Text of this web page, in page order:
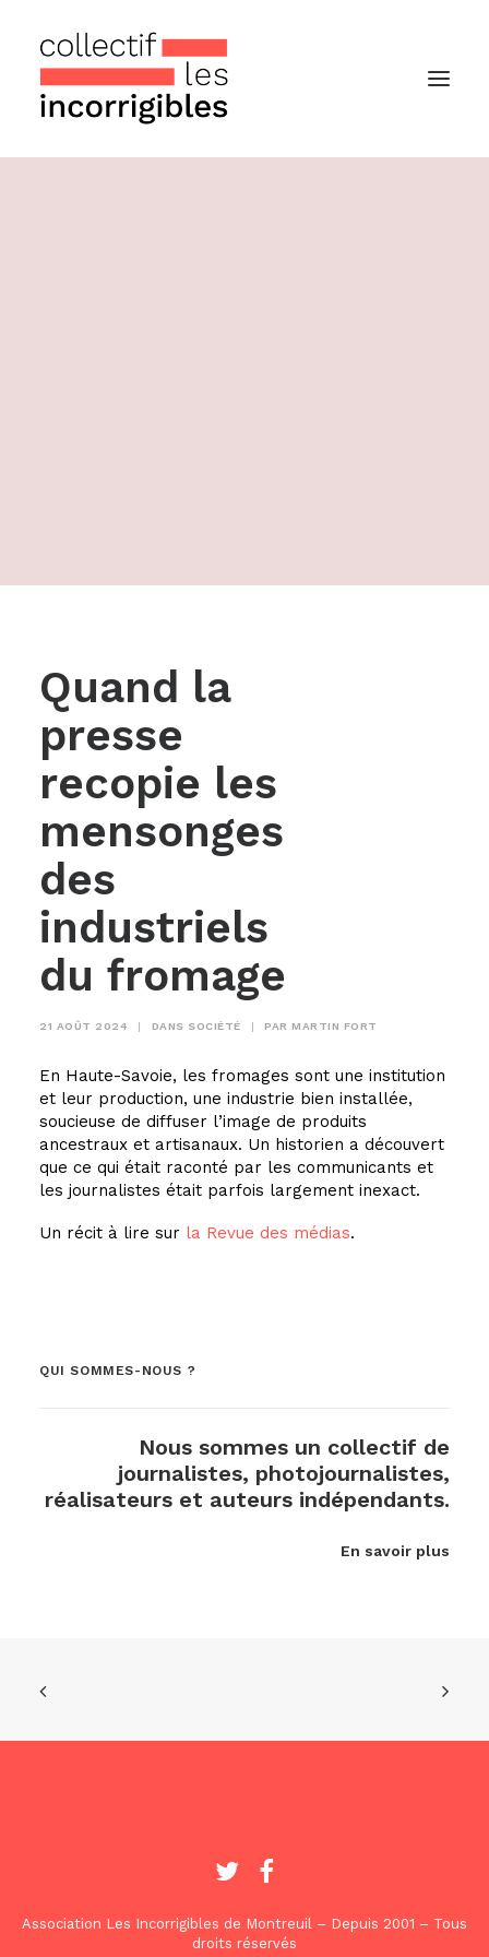
Quand la
presse
recopie les
mensonges
des
industriels
du fromage
21 AOÛT 2024 | DANS SOCIÉTÉ | PAR MARTIN FORT
En Haute-Savoie, les fromages sont une institution
et leur production, une industrie bien installée,
soucieuse de diffuser l’image de produits
ancestraux et artisanaux. Un historien a découvert
que ce qui était raconté par les communicants et
les journalistes était parfois largement inexact.
Un récit à lire sur la Revue des médias.
QUI SOMMES-NOUS ?
Nous sommes un collectif de
journalistes, photojournalistes,
réalisateurs et auteurs indépendants.
En savoir plus
Association Les Incorrigibles de Montreuil – Depuis 2001 – Tous
droits réservés